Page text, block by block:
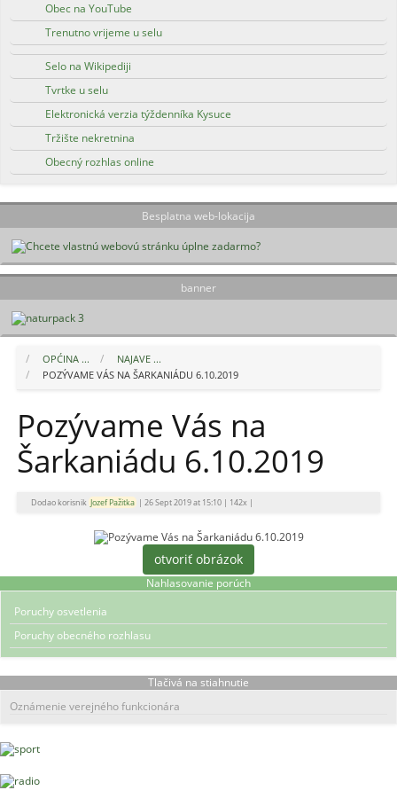
Obec na YouTube
Trenutno vrijeme u selu
Selo na Wikipediji
Tvrtke u selu
Elektronická verzia týždenníka Kysuce
Tržište nekretnina
Obecný rozhlas online
Besplatna web-lokacija
banner
OPĆINA ...
NAJAVE ...
POZÝVAME VÁS NA ŠARKANIÁDU 6.10.2019
Pozývame Vás na
Šarkaniádu 6.10.2019
Dodao korisnikJozef Pažitka |26 Sept 2019 at 15:10 | 142x |
otvoriť obrázok
Nahlasovanie porúch
Poruchy osvetlenia
Poruchy obecného rozhlasu
Tlačivá na stiahnutie
Oznámenie verejného funkcionára